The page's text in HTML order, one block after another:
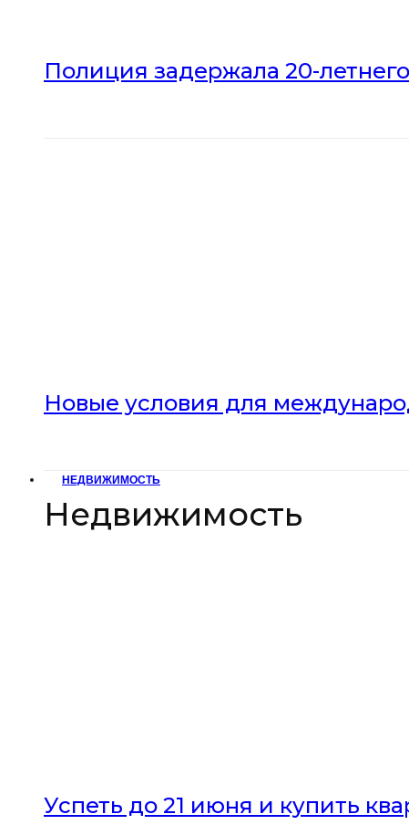
Полиция задержала 20-
Новые условия для
НЕДВИЖИМОСТЬ
Недвижимость
Успеть до 21 июня и купить